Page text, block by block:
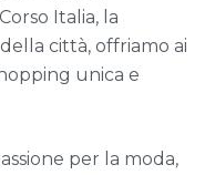
Italia, la
città, offriamo ai
unica e
per la moda,